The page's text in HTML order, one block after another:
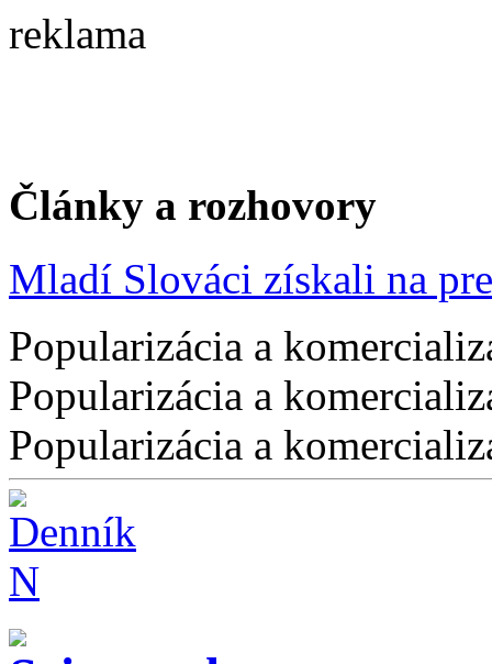
reklama
Články a rozhovory
Mladí Slováci získali na
Popularizácia a
Popularizácia a
Popularizácia a